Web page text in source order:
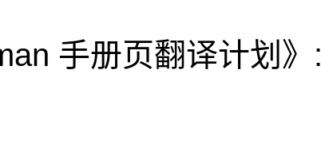
手册页翻译计划》: